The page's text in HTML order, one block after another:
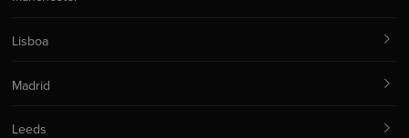
Lisboa
Madrid
Leeds